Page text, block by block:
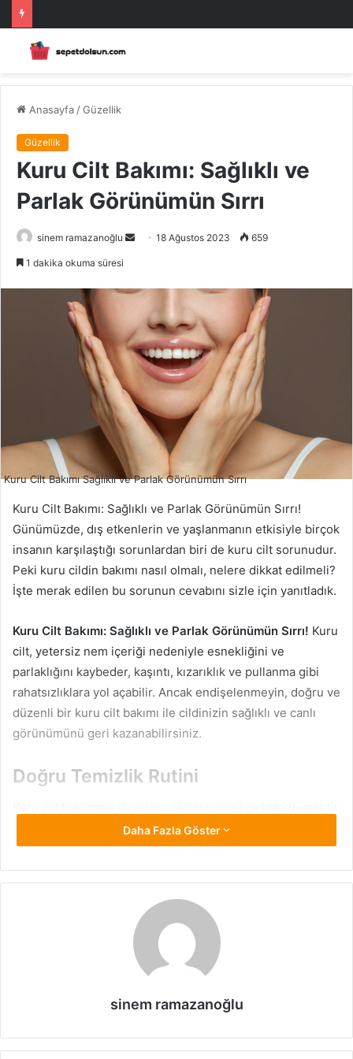
Anasayfa /Güzellik
Güzellik
Kuru Cilt Bakımı: Sağlıklı ve
Parlak Görünümün Sırrı
sinem ramazanoğlu
Bir
göndermek
18 Ağustos 2023 659
1 dakika okuma süresi
Kuru Cilt Bakımı Sağlıklı ve Parlak Görünümün Sırrı
Kuru Cilt Bakımı: Sağlıklı ve Parlak Görünümün Sırrı!
Günümüzde, dış etkenlerin ve yaşlanmanın etkisiyle birçok
insanın karşılaştığı sorunlardan biri de kuru cilt sorunudur.
Peki kuru cildin bakımı nasıl olmalı, nelere dikkat edilmeli?
İşte merak edilen bu sorunun cevabını sizle için yanıtladık.
Kuru Cilt Bakımı: Sağlıklı ve Parlak Görünümün Sırrı! Kuru
cilt, yetersiz nem içeriği nedeniyle esnekliğini ve
parlaklığını kaybeder, kaşıntı, kızarıklık ve pullanma gibi
rahatsızlıklara yol açabilir. Ancak endişelenmeyin, doğru ve
düzenli bir kuru cilt bakımı ile cildinizin sağlıklı ve canlı
görünümünü geri kazanabilirsiniz.
Doğru Temizlik Rutini
Sabahları ve akşamları, hafif ve alkolsüz bir temizleyici ile
yüzünüzü temizleyin. Sert kimyasallar içeren ürünlerden
kaçının, çünkü bu cildinizin daha da kurumasına neden
Besleyici Nemlendirme
Kuru cilt bakımı açısından en önemli adımlardan biri
derinlemesine beslerken ağırlık hissi yaratmadan
Daha Fazla Göster
sinem ramazanoğlu